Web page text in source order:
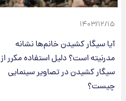
۱۴۰۳/۱۲/۱۵
آیا سیگار کشیدن خانم‌ها نشانه
مدرنیته است؟ دلیل استفاده مکرر از
سیگار کشیدن در تصاویر سینمایی
چیست؟